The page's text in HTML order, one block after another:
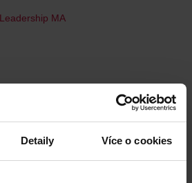
Detaily Více o cookies
MA